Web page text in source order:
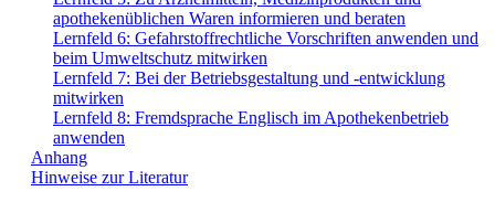
apothekenüblichen Waren informieren und beraten
Lernfeld 6: Gefahrstoffrechtliche Vorschriften anwenden und
beim Umweltschutz mitwirken
Lernfeld 7: Bei der Betriebsgestaltung und -entwicklung
mitwirken
Lernfeld 8: Fremdsprache Englisch im Apothekenbetrieb
anwenden
Anhang
Hinweise zur Literatur